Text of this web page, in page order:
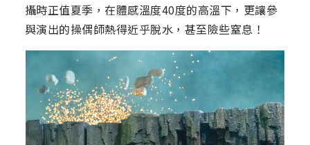
攝時正值夏季，在體感溫度40度的高溫下，更讓參
與演出的操偶師熱得近乎脫水，甚至險些窒息！